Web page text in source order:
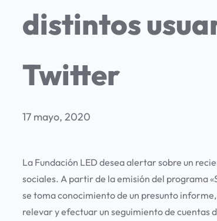
distintos
Twitter
17 mayo, 2020
La Fundación LED desea alertar sobre un
sociales. A partir de la emisión del programa
se toma conocimiento de un presunto
relevar y efectuar un seguimiento de cuentas